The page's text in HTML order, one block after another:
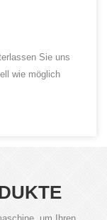
Sie uns
wie möglich